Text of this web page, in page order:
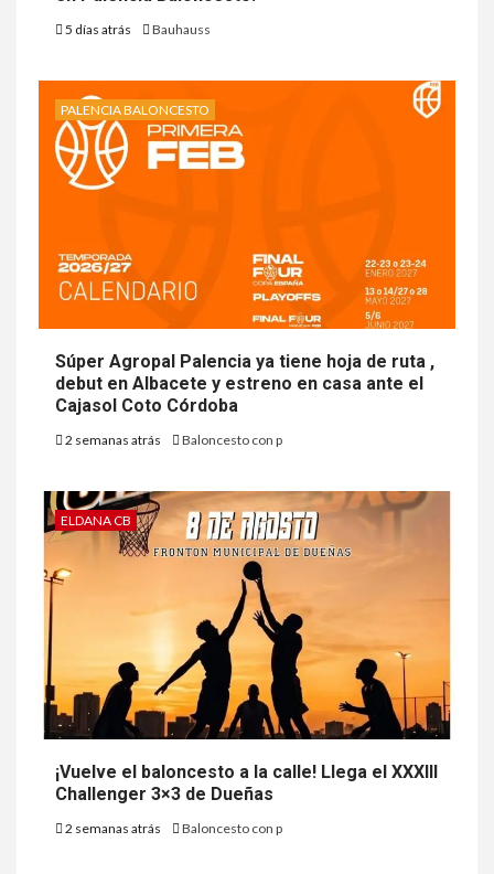
5 días atrás Bauhauss
PALENCIA BALONCESTO
Súper Agropal Palencia ya tiene hoja de ruta ,
debut en Albacete y estreno en casa ante el
Cajasol Coto Córdoba
2 semanas atrás Baloncesto con p
ELDANA CB
¡Vuelve el baloncesto a la calle! Llega el XXXIII
Challenger 3×3 de Dueñas
2 semanas atrás Baloncesto con p